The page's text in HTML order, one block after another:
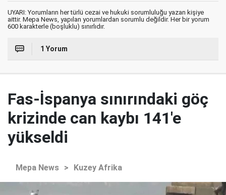
UYARI: Yorumların her türlü cezai ve hukuki sorumluluğu yazan kişiye
aittir. Mepa News, yapılan yorumlardan sorumlu değildir. Her bir yorum
600 karakterle (boşluklu) sınırlıdır.
1 Yorum
Fas-İspanya sınırındaki göç
krizinde can kaybı 141'e
yükseldi
Mepa News > Kuzey Afrika